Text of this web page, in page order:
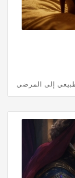
إلى المرضي